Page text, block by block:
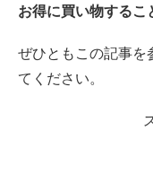
お得に買い物するこ
ぜひともこの記事を
てください。